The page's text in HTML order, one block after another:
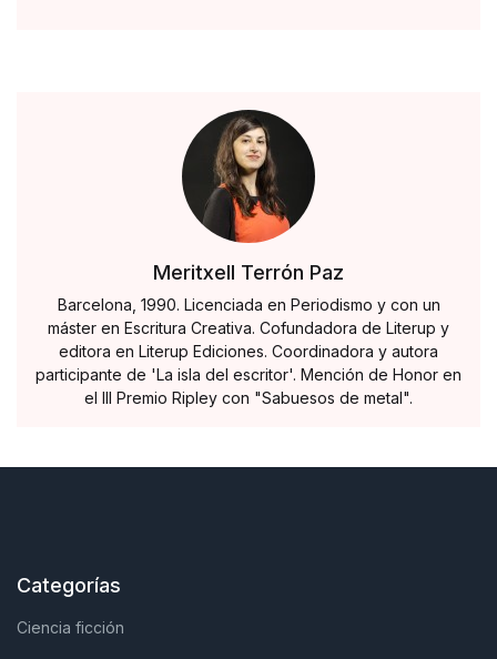
Meritxell Terrón Paz
Barcelona, 1990. Licenciada en Periodismo y con un
máster en Escritura Creativa. Cofundadora de Literup y
editora en Literup Ediciones. Coordinadora y autora
participante de 'La isla del escritor'. Mención de Honor en
el III Premio Ripley con "Sabuesos de metal".
Categorías
Ciencia ficción